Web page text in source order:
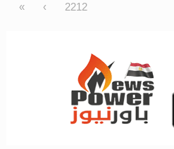
2212
›
»